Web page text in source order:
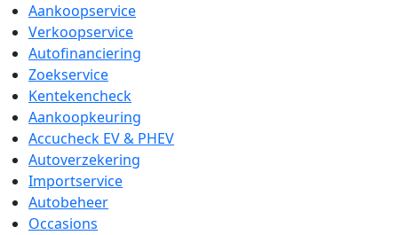
Aankoopservice
Verkoopservice
Autofinanciering
Zoekservice
Kentekencheck
Aankoopkeuring
Accucheck EV & PHEV
Autoverzekering
Importservice
Autobeheer
Occasions